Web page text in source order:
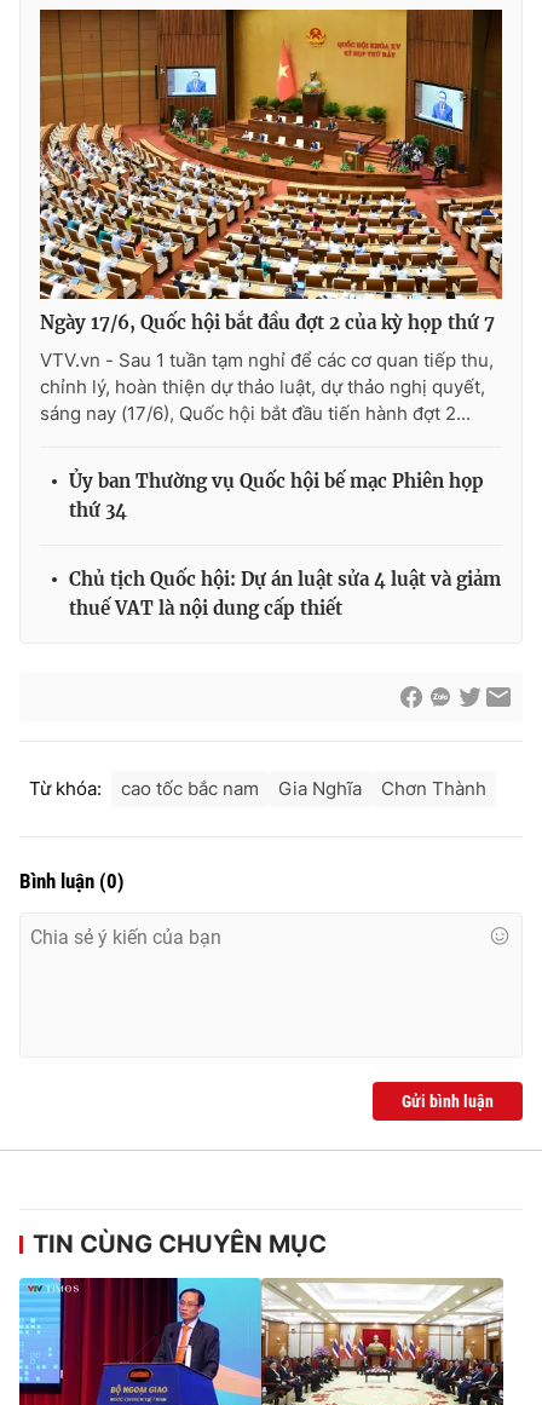
Cơ quan báo chí:
Thời báo VTV
Giấy phép hoạt động báo in và báo điện tử số 483/GP-BTTTT
cấp ngày 29/12/2023
Tổng Biên tập:Vũ Thanh Thủy
Phó Tổng Biên tập:Nguyễn Thị Mỹ Hạnh, Phạm Quốc Thắng,
Nguyễn Trọng Ninh
Tổng đài VTV:024.38 355 931 - 024.38 355 932
Ðiện thoại Thời báo VTV:024.66 897 897
Email:toasoan@vtv.vn
Liên hệ quảng cáo:024-7300.7108
Ngày 17/6, Quốc hội bắt đầu đợt 2 của kỳ họp thứ 7
VTV.vn - Sau 1 tuần tạm nghỉ để các cơ quan tiếp thu,
chỉnh lý, hoàn thiện dự thảo luật, dự thảo nghị quyết,
sáng nay (17/6), Quốc hội bắt đầu tiến hành đợt 2...
Ủy ban Thường vụ Quốc hội bế mạc Phiên họp
thứ 34
Chủ tịch Quốc hội: Dự án luật sửa 4 luật và giảm
thuế VAT là nội dung cấp thiết
Từ khóa: cao tốc bắc nam Gia Nghĩa Chơn Thành
Bình luận (0)
Gửi bình luận
TIN CÙNG CHUYÊN MỤC